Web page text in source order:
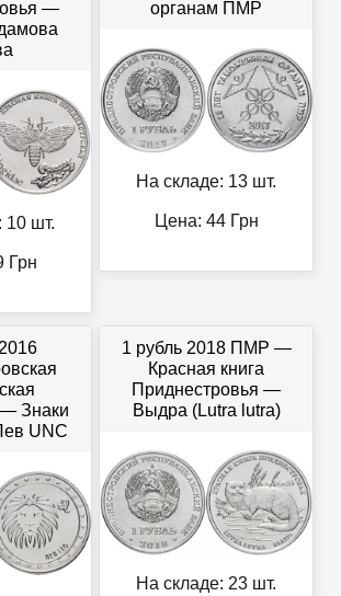
—
10 шт.
Грн
органам ПМР
На складе: 13 шт.
Цена: 44Грн
— Знаки
UNC
1 рубль 2018 ПМР —
Красная книга
Приднестровья —
Выдра (Lutra lutra)
На складе: 23 шт.